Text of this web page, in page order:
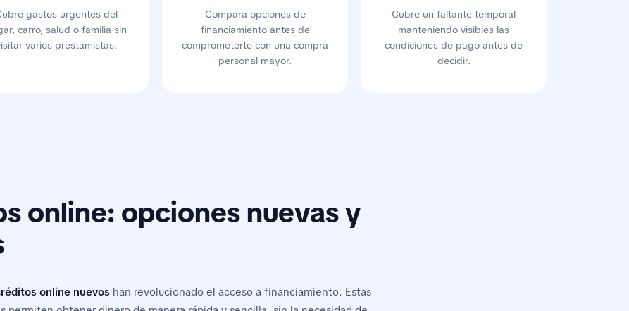
gastos urgentes del
carro, salud o familia sin
varios prestamistas.
Compara opciones de
financiamiento antes de
comprometerte con una compra
personal mayor.
Cubre un faltante temporal
manteniendo visibles las
condiciones de pago antes de
decidir.
online: opciones nuevas y
online nuevos han revolucionado el acceso a financiamiento. Estas